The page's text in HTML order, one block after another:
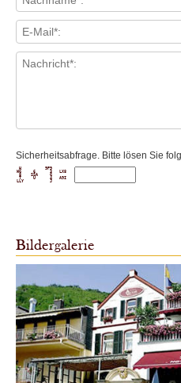
Sicherheitsabfrage. Bitte lösen Sie
H          9P9
WG     6      3   LX8
8    SSA     G
T     U      4   A9I
Bildergalerie